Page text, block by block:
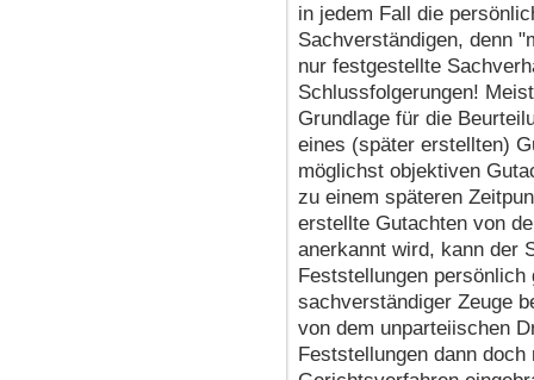
in jedem Fall die
Sachverständigen, denn
nur festgestellte
Schlussfolgerungen!
Grundlage für die
eines (später erstellten)
möglichst objektiven
zu einem späteren
erstellte Gutachten von
anerkannt wird, kann der
Feststellungen
sachverständiger Zeuge
von dem unparteiischen
Feststellungen dann